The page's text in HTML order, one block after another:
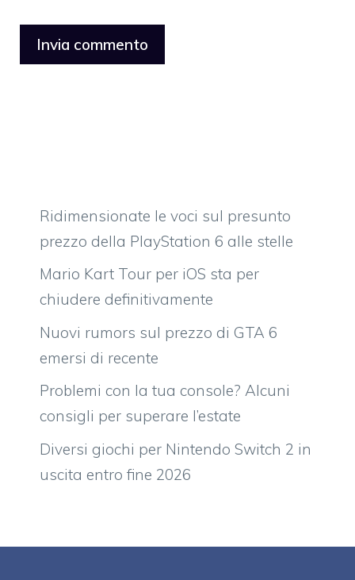
Ridimensionate le voci sul presunto
prezzo della PlayStation 6 alle stelle
Mario Kart Tour per iOS sta per
chiudere definitivamente
Nuovi rumors sul prezzo di GTA 6
emersi di recente
Problemi con la tua console? Alcuni
consigli per superare l’estate
Diversi giochi per Nintendo Switch 2 in
uscita entro fine 2026